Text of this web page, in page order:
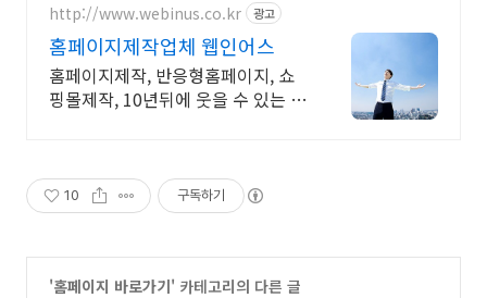
http://www.webinus.co.kr 광고
홈페이지제작업체 웹인어스
홈페이지제작, 반응형홈페이지, 쇼
핑몰제작, 10년뒤에 웃을 수 있는 기
10 구독하기
'홈페이지 바로가기' 카테고리의 다른 글